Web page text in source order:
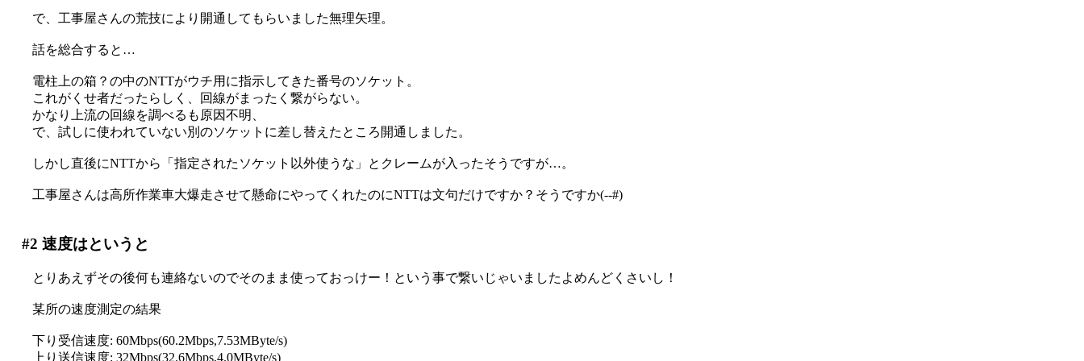
で、工事屋さんの荒技により開通してもらいました無理矢理。
話を総合すると…
電柱上の箱？の中のNTTがウチ用に指示してきた番号のソケット。
これがくせ者だったらしく、回線がまったく繋がらない。
かなり上流の回線を調べるも原因不明、
で、試しに使われていない別のソケットに差し替えたところ開通しました。
しかし直後にNTTから「指定されたソケット以外使うな」とクレームが入ったそうですが…。
工事屋さんは高所作業車大爆走させて懸命にやってくれたのにNTTは文句だけですか？そうですか(--#)
#2 速度はというと
とりあえずその後何も連絡ないのでそのまま使っておっけー！という事で繋いじゃいましたよめんどくさいし！
某所の速度測定の結果
下り受信速度: 60Mbps(60.2Mbps,7.53MByte/s)
上り送信速度: 32Mbps(32.6Mbps,4.0MByte/s)